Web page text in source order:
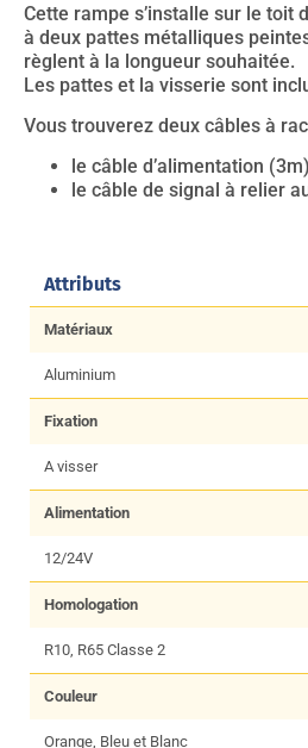
Cette rampe s’installe sur le toit
à deux pattes métalliques
règlent à la longueur souhaitée.
Les pattes et la visserie sont
Vous trouverez deux câbles à
le câble d’alimentation
le câble de signal à relier
Attributs
Matériaux
Aluminium
Fixation
A visser
Alimentation
12/24V
Homologation
R10, R65 Classe 2
Couleur
Orange, Bleu et Blanc